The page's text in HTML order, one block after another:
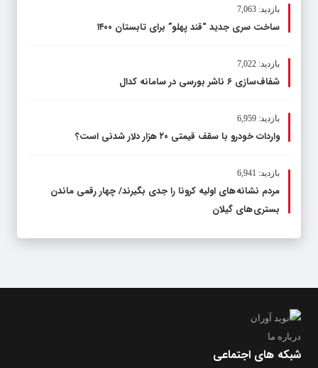
بازدید: 7,063
ساخت سری جدید “قند پهلو” برای تابستان ۱۴۰۰
بازدید: 7,022
شفاف‌سازی ۶ ناشر بورسی در سامانه کدال
بازدید: 6,959
واردات خودرو با سقف قیمتی ۲۰ هزار دلار شدنی است؟
بازدید: 6,941
مردم نشانه های اولیه کرونا را جدی بگیرند/ چهار رقمی ماندن
بستری های گیلان
درباره ما
شبکه های اجتماعی